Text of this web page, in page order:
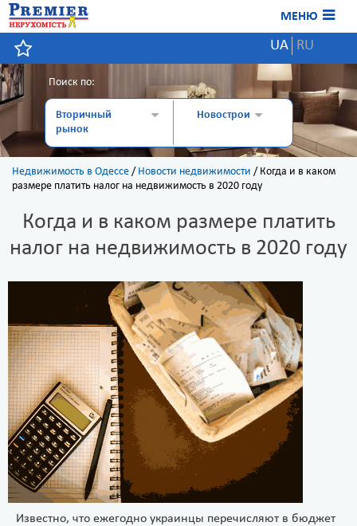
МЕНЮ
UA RU
Поиск по:
Вторичный
рынок
Новострои
Недвижимость в Одессе / Новости недвижимости / Когда и в каком
размере платить налог на недвижимость в 2020 году
Когда и в каком размере платить
налог на недвижимость в 2020 году
Известно, что ежегодно украинцы перечисляют в бюджет